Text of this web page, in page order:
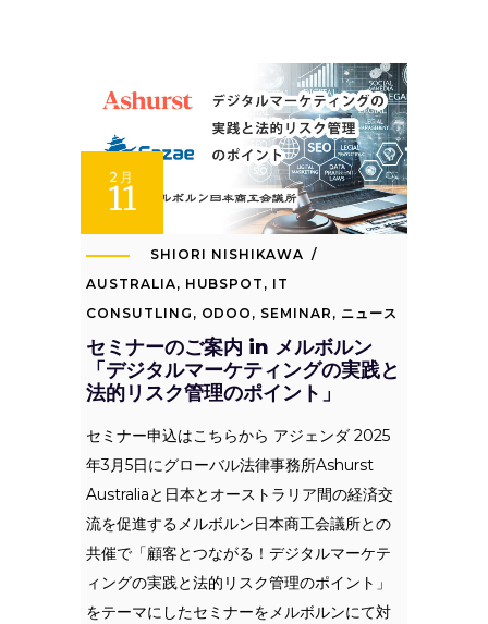
2月
11
SHIORI NISHIKAWA
AUSTRALIA, HUBSPOT , IT
CONSUTLING , ODOO , SEMINAR , ニュース
セミナーのご案内 in メルボルン
「デジタルマーケティングの実践と
法的リスク管理のポイント」
セミナー申込はこちらから アジェンダ 2025
年3月5日にグローバル法律事務所Ashurst
Australiaと日本とオーストラリア間の経済交
流を促進するメルボルン日本商工会議所との
共催で「顧客とつながる！デジタルマーケテ
ィングの実践と法的リスク管理のポイント」
をテーマにしたセミナーをメルボルンにて対